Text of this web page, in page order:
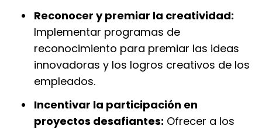
Reconocer y premiar la creatividad:
Implementar programas de
reconocimiento para premiar las ideas
innovadoras y los logros creativos de los
empleados.
Incentivar la participación en
proyectos desafiantes: Ofrecer a los